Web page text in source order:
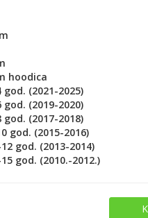
hoodica
(2021-2025)
(2019-2020)
(2017-2018)
god. (2015-2016)
god. (2013-2014)
god. (2010.-2012.)